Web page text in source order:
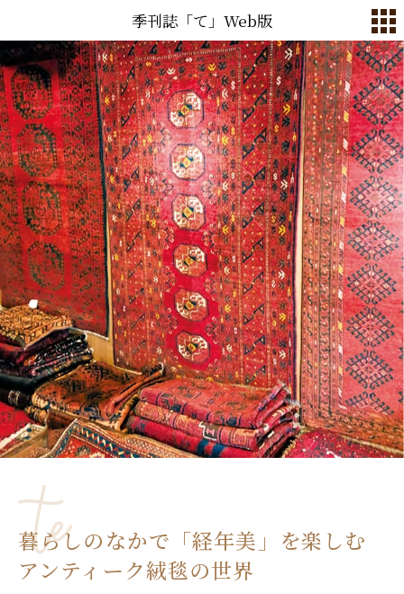
季刊誌「て」Web版
暮らしのなかで「経年美」を楽しむ
アンティーク絨毯の世界